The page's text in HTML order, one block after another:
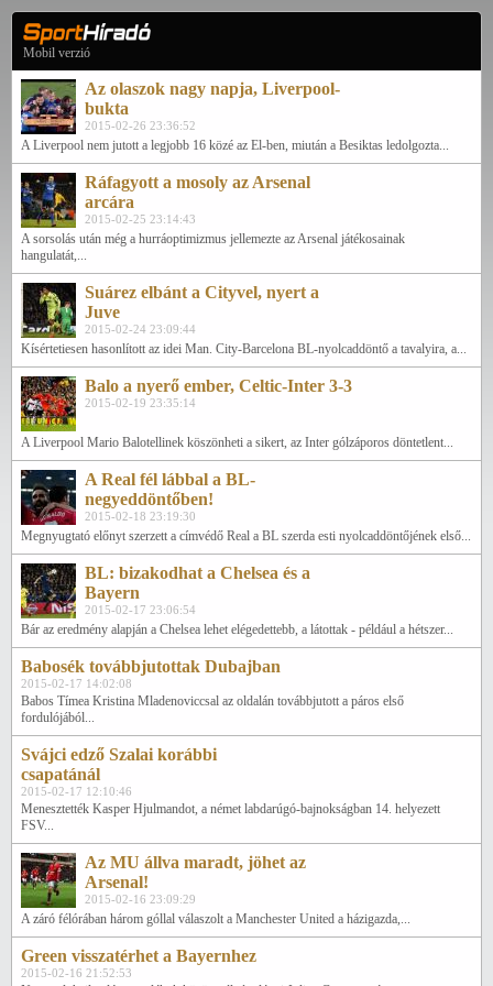
Mobil verzió
Az olaszok nagy napja, Liverpool-
bukta
2015-02-26 23:36:52
A Liverpool nem jutott a legjobb 16 közé az El-ben, miután a Besiktas ledolgozta...
Ráfagyott a mosoly az Arsenal
arcára
2015-02-25 23:14:43
A sorsolás után még a hurráoptimizmus jellemezte az Arsenal játékosainak
hangulatát,...
Suárez elbánt a Cityvel, nyert a
Juve
2015-02-24 23:09:44
Kísértetiesen hasonlított az idei Man. City-Barcelona BL-nyolcaddöntő a tavalyira, a...
Balo a nyerő ember, Celtic-Inter 3-3
2015-02-19 23:35:14
A Liverpool Mario Balotellinek köszönheti a sikert, az Inter gólzáporos döntetlent...
A Real fél lábbal a BL-
negyeddöntőben!
2015-02-18 23:19:30
Megnyugtató előnyt szerzett a címvédő Real a BL szerda esti nyolcaddöntőjének első...
BL: bizakodhat a Chelsea és a
Bayern
2015-02-17 23:06:54
Bár az eredmény alapján a Chelsea lehet elégedettebb, a látottak - például a hétszer...
Babosék továbbjutottak Dubajban
2015-02-17 14:02:08
Babos Tímea Kristina Mladenoviccsal az oldalán továbbjutott a páros első
fordulójából...
Svájci edző Szalai korábbi
csapatánál
2015-02-17 12:10:46
Menesztették Kasper Hjulmandot, a német labdarúgó-bajnokságban 14. helyezett
FSV...
Az MU állva maradt, jöhet az
Arsenal!
2015-02-16 23:09:29
A záró félórában három góllal válaszolt a Manchester United a házigazda,...
Green visszatérhet a Bayernhez
2015-02-16 21:52:53